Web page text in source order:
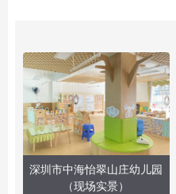
深圳市中海怡翠山庄幼儿园
（现场实景）